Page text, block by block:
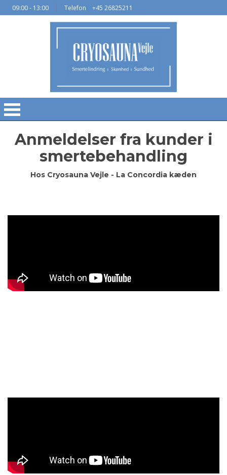
09:00 - 13:00 Telefon +45 26825211
Anmeldelser fra kunder i
smertebehandling
Hos Cryosauna Vejle - La Concordia kæden